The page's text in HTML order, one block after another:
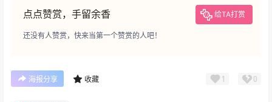
点点赞赏，手留余香 给TA打赏
还没有人赞赏，快来当第一个赞赏的人吧！
海报分享 收藏 1 0